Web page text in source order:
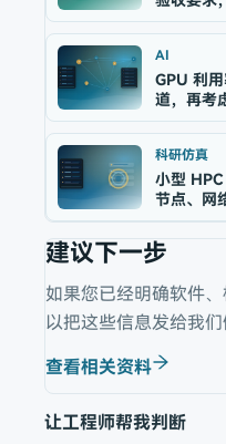
AI
GPU 利
道，再考
科研仿真
小型
节点、网
建议下一步
如果您已经明确软件
以把这些信息发给我们
查看相关资料
让工程师帮我判断